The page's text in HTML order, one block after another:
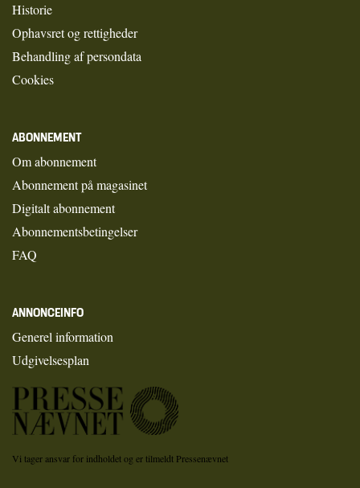
Historie
Ophavsret og rettigheder
Behandling af persondata
Cookies
ABONNEMENT
Om abonnement
Abonnement på magasinet
Digitalt abonnement
Abonnementsbetingelser
FAQ
ANNONCEINFO
Generel information
Udgivelsesplan
Vi tager ansvar for indholdet og er tilmeldt Pressenævnet